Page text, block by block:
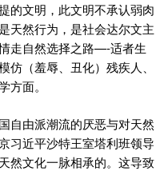
的文明，此文明不承认弱肉
天然行为，是社会达尔文主
走自然选择之路—-适者生
（羞辱、丑化）残疾人、
方面。
自由派潮流的厌恶与对天然
习近平沙特王室塔利班领导
然文化一脉相承的。这导致